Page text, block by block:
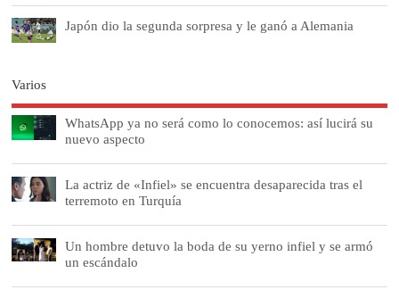
Japón dio la segunda sorpresa y le ganó a Alemania
Varios
WhatsApp ya no será como lo conocemos: así lucirá su
nuevo aspecto
La actriz de «Infiel» se encuentra desaparecida tras el
terremoto en Turquía
Un hombre detuvo la boda de su yerno infiel y se armó
un escándalo